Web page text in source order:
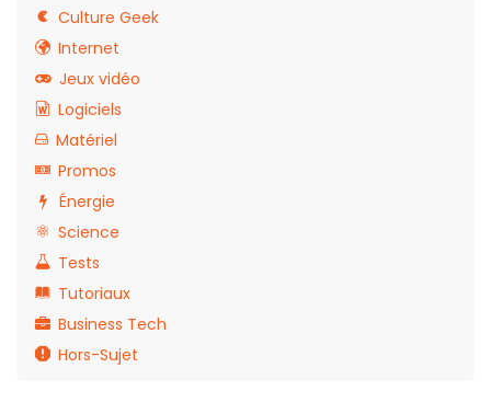
Culture Geek
Internet
Jeux vidéo
Logiciels
Matériel
Promos
Énergie
Science
Tests
Tutoriaux
Business Tech
Hors-Sujet